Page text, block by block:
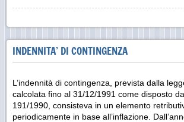
INDENNITA’ DI CONTINGENZA
L’indennità di contingenza, prevista dalla
calcolata fino al 31/12/1991 come disposto
191/1990, consisteva in un elemento
periodicamente in base all’inflazione.